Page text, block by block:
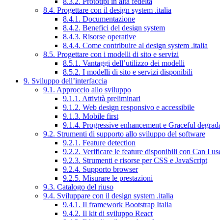
8.4. Progettare con il design system .italia
8.4.1. Documentazione
8.4.2. Benefici del design system
8.4.3. Risorse operative
8.4.4. Come contribuire al design system .italia
8.5. Progettare con i modelli di sito e servizi
8.5.1. Vantaggi dell’utilizzo dei modelli
8.5.2. I modelli di sito e servizi disponibili
9. Sviluppo dell’interfaccia
9.1. Approccio allo sviluppo
9.1.1. Attività preliminari
9.1.2. Web design responsivo e accessibile
9.1.3. Mobile first
9.1.4. Progressive enhancement e Graceful
9.2. Strumenti di supporto allo sviluppo del software
9.2.1. Feature detection
9.2.2. Verificare le feature disponibili con Can I
9.2.3. Strumenti e risorse per CSS e JavaScript
9.2.4. Supporto browser
9.2.5. Misurare le prestazioni
9.3. Catalogo del riuso
9.4. Sviluppare con il design system .italia
9.4.1. Il framework Bootstrap Italia
9.4.2. Il kit di sviluppo React